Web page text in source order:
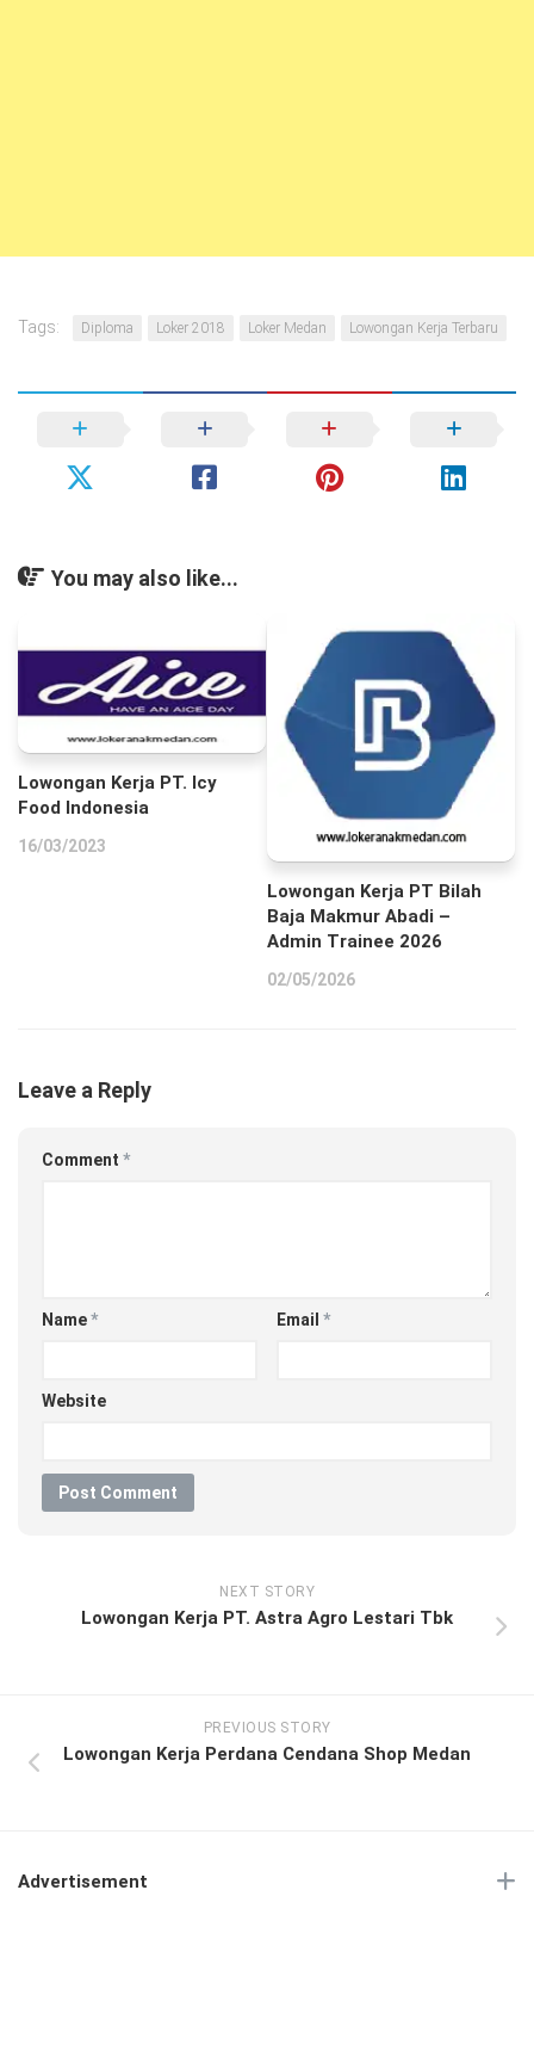
Tags: Diploma Loker 2018 Loker Medan Lowongan Kerja Terbaru
You may also like...
Lowongan Kerja PT. Icy
Food Indonesia
16/03/2023
Lowongan Kerja PT Bilah
Baja Makmur Abadi –
Admin Trainee 2026
02/05/2026
Leave a Reply
Comment *
Name* Email *
Website
NEXT STORY
Lowongan Kerja PT. Astra Agro Lestari Tbk
PREVIOUS STORY
Lowongan Kerja Perdana Cendana Shop Medan
Advertisement